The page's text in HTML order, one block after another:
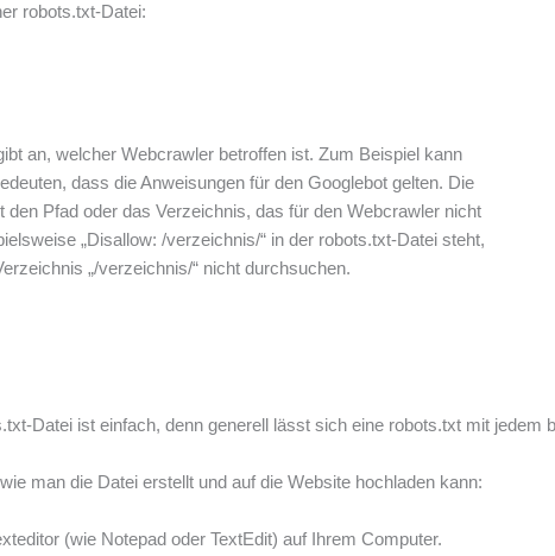
robots.txt-Datei:
an, welcher Webcrawler betroffen ist. Zum Beispiel kann
dass die Anweisungen für den Googlebot gelten. Die
den Pfad oder das Verzeichnis, das für den Webcrawler nicht
„Disallow: /verzeichnis/“ in der robots.txt-Datei steht,
„/verzeichnis/“ nicht durchsuchen.
Datei ist einfach, denn generell lässt sich eine robots.txt mit
man die Datei erstellt und auf die Website hochladen kann:
(wie Notepad oder TextEdit) auf Ihrem Computer.